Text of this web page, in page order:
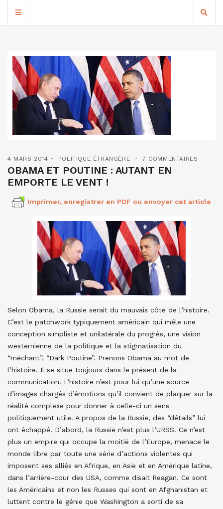
4 MARS 2014 POLITIQUE ÉTRANGÈRE 7 COMMENTAIRES
OBAMA ET POUTINE : AUTANT EN
EMPORTE LE VENT !
Imprimer, enregistrer en PDF ou envoyer cet article
Selon Obama, la Russie serait du mauvais côté de l’histoire.
C’est le patchwork typiquement américain qui mêle une
conception simpliste et unilatérale du progrès, une vision
westernienne de la politique et la stigmatisation du
“méchant”, “Dark Poutine”. Prenons Obama au mot de
l’histoire. Il se situe toujours dans le présent de la
communication. L’histoire n’est pour lui qu’une source
d’images chargés d’émotions qu’il convient de plaquer sur la
réalité complexe pour donner à celle-ci un sens
politiquement utile. A propos de la Russie, des “détails” lui
ont échappé. D’abord, la Russie n’est plus l’URSS. Ce n’est
plus un empire qui occupe la moitié de l’Europe, menace le
monde libre par toute une série d’actions violentes qui
imposent ses alliés en Afrique, en Asie et en Amérique latine,
dans l’arrière-cour des USA, comme disait Reagan. Ce sont
les Américains et non les Russes qui sont en Afghanistan et
luttent contre le génie que Washington a sorti de sa